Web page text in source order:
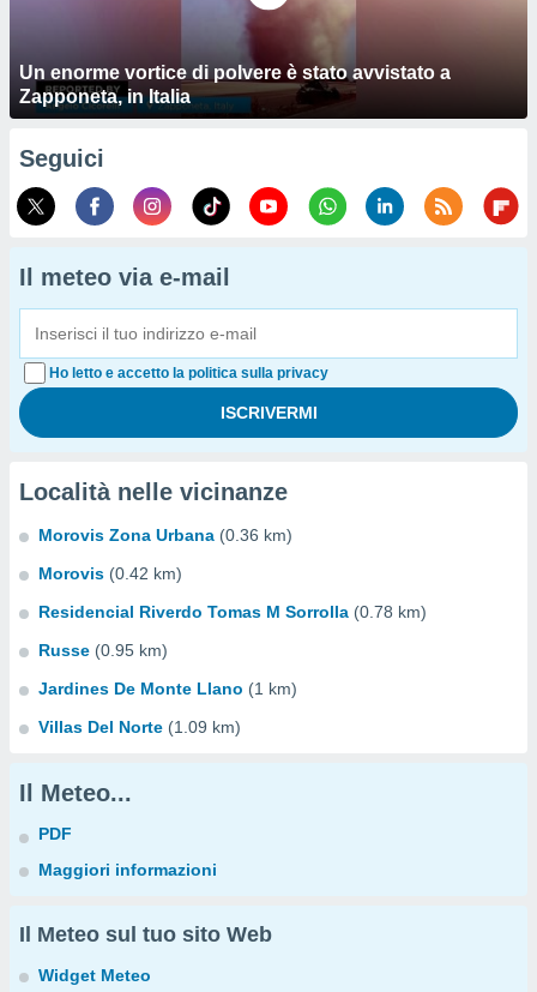
Un enorme vortice di polvere è stato avvistato a
Zapponeta, in Italia
Seguici
Il meteo via e-mail
Ho letto e accetto la politica sulla privacy
Località nelle vicinanze
Morovis Zona Urbana (0.36 km)
Morovis (0.42 km)
Residencial Riverdo Tomas M Sorrolla (0.78 km)
Russe (0.95 km)
Jardines De Monte Llano (1 km)
Villas Del Norte (1.09 km)
Il Meteo...
PDF
Maggiori informazioni
Il Meteo sul tuo sito Web
Widget Meteo